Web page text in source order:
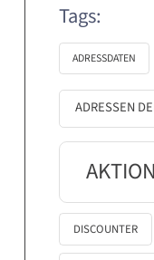
Tags:
ADRESSDATEN
ADRESSEN
DISCOUNTER